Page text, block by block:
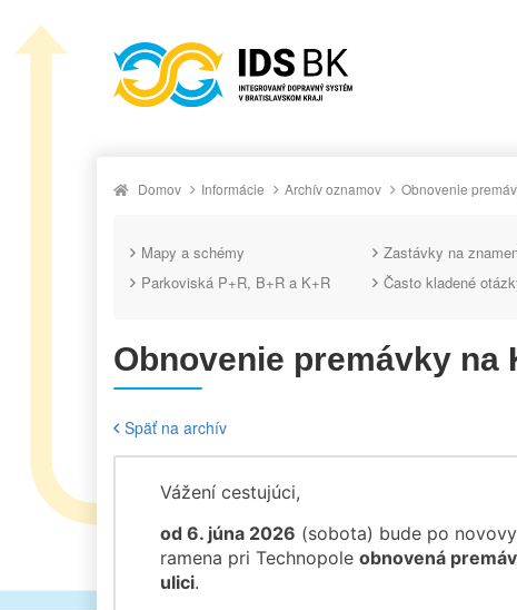
Domov Informácie Archív oznamov Obnovenie
Mapy a schémy Zastávky na
Parkoviská P+R, B+R a K+R
Často kladené
Obnovenie premávky na
Späť na archív
Vážení cestujúci,
od 6. júna 2026 (sobota) bude po
ramena pri Technopole obnovená
ulici.